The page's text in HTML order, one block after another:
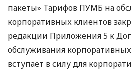
пакеты» Тарифов ПУМБ на
корпоративных клиентов
редакции Приложения 5 к
обслуживания
вступает в силу для